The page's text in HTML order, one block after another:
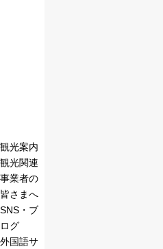
観光案内
観光関連
事業者の
皆さまへ
SNS・ブ
ログ
外国語サ